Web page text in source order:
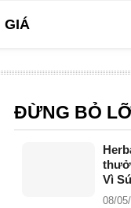
GIÁ
ĐỪNG BỎ
Vì
năm
08/